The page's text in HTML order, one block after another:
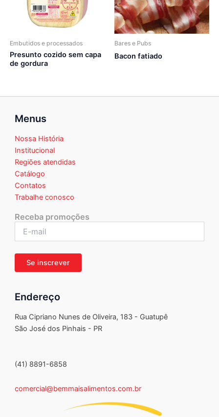
Embutidos e processados
Presunto cozido sem capa
de gordura
Bares e Pubs
Bacon fatiado
Menus
Nossa História
Institucional
Regiões atendidas
Catálogo
Contatos
Trabalhe conosco
Receba promoções
Endereço
Rua Cipriano Nunes de Oliveira, 183 - Guatupê
São José dos Pinhais - PR
(41) 8891-6858
comercial@bemmaisalimentos.com.br